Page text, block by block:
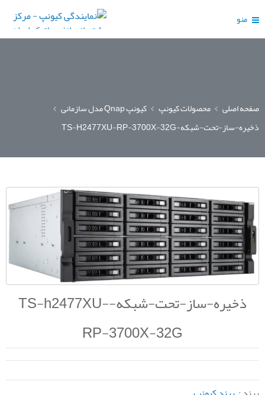
منو
صفحه اصلی محصولات کیونپ
کیونپ Qnap مدل سازمانی
ذخیره-ساز-تحت-شبکه-TS-H2477XU-RP-3700X-32G
ذخیره-ساز-تحت-شبکه-TS-h2477XU-
RP-3700X-32G